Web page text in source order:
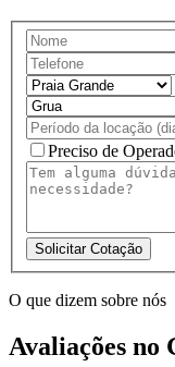
Preciso de
Solicitar Cotação
O que dizem sobre nós
Avaliações no